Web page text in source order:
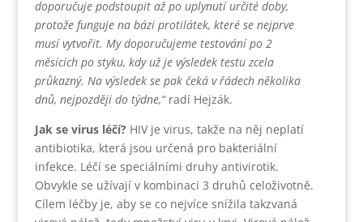
doporučuje podstoupit až po uplynutí určité doby,
protože funguje na bázi protilátek, které se nejprve
musí vytvořit. My doporučujeme testování po 2
měsících po styku, kdy už je výsledek testu zcela
průkazný. Na výsledek se pak čeká v řádech několika
dnů, nejpozději do týdne,“ radí Hejzák.
Jak se virus léčí? HIV je virus, takže na něj neplatí
antibiotika, která jsou určená pro bakteriální
infekce. Léčí se speciálními druhy antivirotik.
Obvykle se užívají v kombinaci 3 druhů celoživotně.
Cílem léčby je, aby se co nejvíce snížila takzvaná